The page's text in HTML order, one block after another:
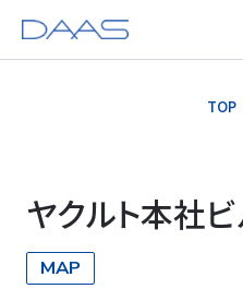
TOP
ヤクルト本社
MAP